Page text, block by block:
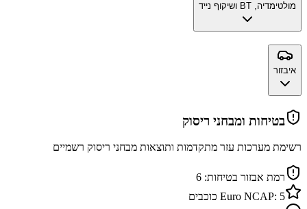
מולטימדיה, BT ושיקוף נייד
איבזור
בטיחות ומבחני ריסוק
רשימת מערכות עזר מתקדמות ותוצאות מבחני ריסוק רשמיים
רמת אבזור בטיחות: 6
Euro NCAP: 5
כוכבים